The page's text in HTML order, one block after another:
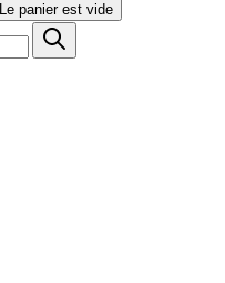
Afficher/Masquer le panier, Le panier est vide